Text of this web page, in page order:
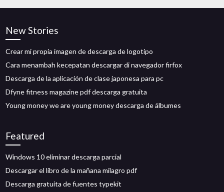
New Stories
Crear mi propia imagen de descarga de logotipo
Cara menambah kecepatan descargar di navegador firfox
Descarga de la aplicación de clase japonesa para pc
Dfyne fitness magazine pdf descarga gratuita
Young money we are young money descarga de álbumes
Featured
Windows 10 eliminar descarga parcial
Descargar el libro de la mañana milagro pdf
Descarga gratuita de fuentes typekit